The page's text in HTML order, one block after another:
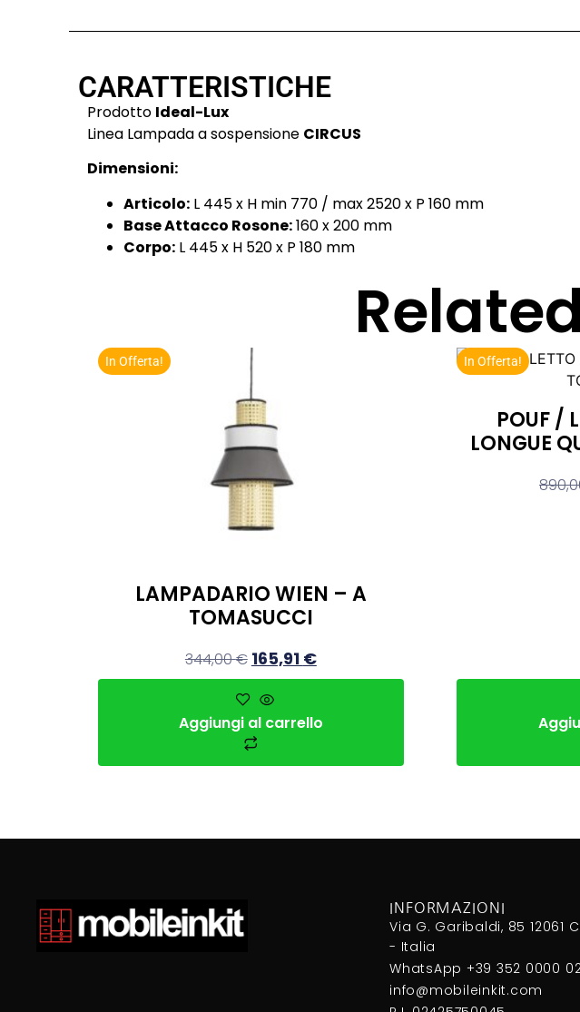
CARATTERISTICHE
Prodotto Ideal-Lux
Linea Lampada a sospensione CIRCUS
Dimensioni:
Articolo: L 445 x H min 770 / max 2520 x P 160 mm
Base Attacco Rosone:160 x 200 mm
Corpo: L 445 x H 520 x P 180 mm
In Offerta!
LAMPADARIO WIEN – A
TOMASUCCI
344,00€ 165,91 €
Aggiungi al carrello
In Offerta!
POUF /
LONGUE
INFORMAZIONI
Via G. Garibaldi, 85 12061
- Italia
WhatsApp +39 352 0000
info@mobileinkit.com